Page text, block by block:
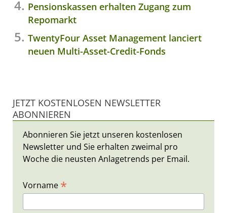
Pensionskassen erhalten Zugang zum
Repomarkt
TwentyFour Asset Management lanciert
neuen Multi-Asset-Credit-Fonds
JETZT KOSTENLOSEN NEWSLETTER
ABONNIEREN
Abonnieren Sie jetzt unseren kostenlosen
Newsletter und Sie erhalten zweimal pro
Woche die neusten Anlagetrends per Email.
Vorname *